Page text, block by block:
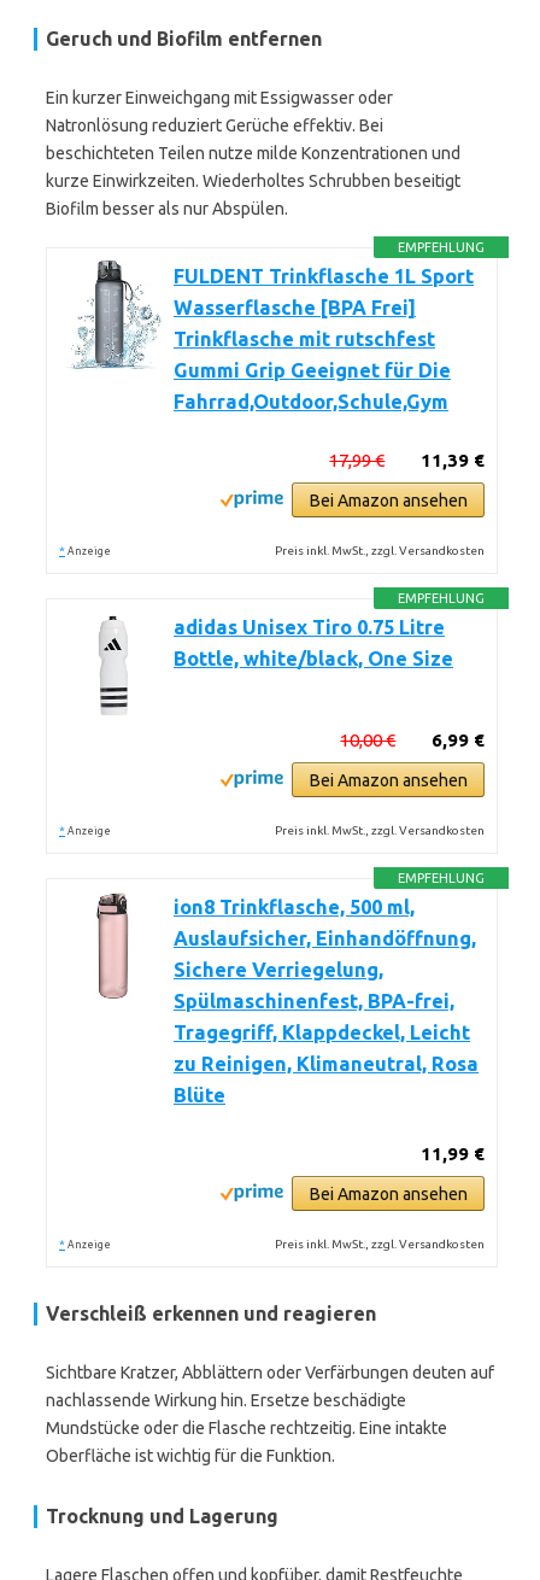
Geruch und Biofilm entfernen
Ein kurzer Einweichgang mit Essigwasser oder
Natronlösung reduziert Gerüche effektiv. Bei
beschichteten Teilen nutze milde Konzentrationen und
kurze Einwirkzeiten. Wiederholtes Schrubben beseitigt
Biofilm besser als nur Abspülen.
EMPFEHLUNG
FULDENT Trinkflasche 1L Sport
Wasserflasche [BPA Frei]
Trinkflasche mit rutschfest
Gummi Grip Geeignet für Die
Fahrrad,Outdoor,Schule,Gym
11,39 €
17,99 €
Bei Amazon ansehen
* Anzeige Preis inkl. MwSt., zzgl. Versandkosten
EMPFEHLUNG
adidas Unisex Tiro 0.75 Litre
Bottle, white/black, One Size
6,99 €
10,00 €
Bei Amazon ansehen
* Anzeige Preis inkl. MwSt., zzgl. Versandkosten
EMPFEHLUNG
ion8 Trinkflasche, 500 ml,
Auslaufsicher, Einhandöffnung,
Sichere Verriegelung,
Spülmaschinenfest, BPA-frei,
Tragegriff, Klappdeckel, Leicht
zu Reinigen, Klimaneutral, Rosa
Blüte
11,99 €
Bei Amazon ansehen
* Anzeige Preis inkl. MwSt., zzgl. Versandkosten
Verschleiß erkennen und reagieren
Sichtbare Kratzer, Abblättern oder Verfärbungen deuten auf
nachlassende Wirkung hin. Ersetze beschädigte
Mundstücke oder die Flasche rechtzeitig. Eine intakte
Oberfläche ist wichtig für die Funktion.
Trocknung und Lagerung
Lagere Flaschen offen und kopfüber, damit Restfeuchte